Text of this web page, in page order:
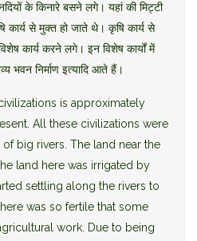
के किनारे बसने लगे। यहां की मिट्टी
से मुक्त हो जाते थे। कृषि कार्य से
कार्य करने लगे। इन विशेष कार्यों में
भवन निर्माण इत्यादि आते हैं।
is approximately
All these civilizations were
big rivers. The land near the
land here was irrigated by
settling along the rivers to
was so fertile that some
work. Due to being